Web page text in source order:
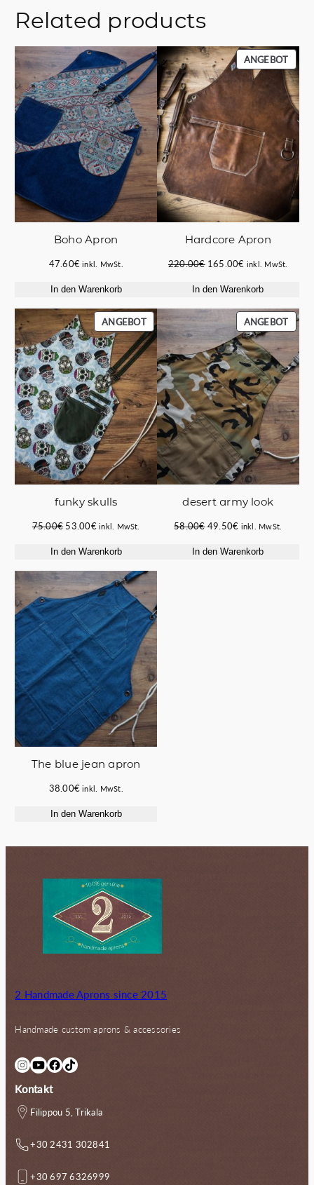
Related products
Boho Apron
47.60€ inkl. MwSt.
In den Warenkorb
ANGEBOT
IM
Hardcore Apron
220.00€ Ursprünglicher
war:
165.00€ Aktueller
ist:
inkl. MwSt.
In den Warenkorb
ANGEBOTPRODUKT
IM
ANGEBOT
funky skulls
75.00€ Ursprünglicher
war:
53.00€Aktueller
ist:
inkl. MwSt.
In den Warenkorb
ANGEBOT
IM
desert army look
58.00€ Ursprünglicher
war:
49.50€ Aktueller
ist:
inkl. MwSt.
In den Warenkorb
The blue jean apron
38.00€ inkl. MwSt.
In den Warenkorb
2 Handmade Aprons since 2015
Handmade custom aprons & accessories
InstagramYouTube Facebook TikTok
Kontakt
Filippou 5, Trikala
+30 2431 302841
+30 697 6326999